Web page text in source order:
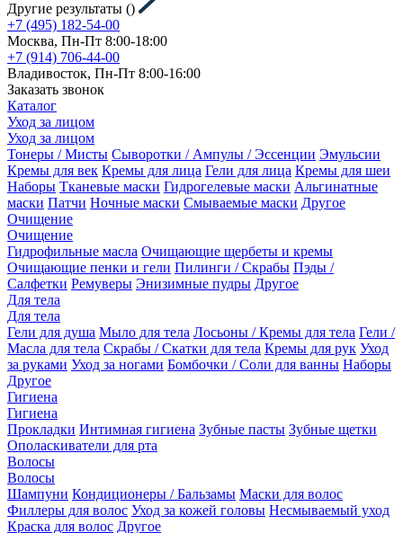
Другие результаты ()
+7 (495) 182-54-00
Москва, Пн-Пт 8:00-18:00
+7 (914) 706-44-00
Владивосток, Пн-Пт 8:00-16:00
Заказать звонок
Каталог
Уход за лицом
Уход за лицом
Тонеры / Мисты Сыворотки / Ампулы / Эссенции Эмульсии
Кремы для век Кремы для лица Гели для лица Кремы для шеи
Наборы Тканевые маски Гидрогелевые маски Альгинатные
маски Патчи Ночные маски Смываемые маски Другое
Очищение
Очищение
Гидрофильные масла Очищающие щербеты и кремы
Очищающие пенки и гели Пилинги / Скрабы Пэды /
Салфетки Ремуверы Энизимные пудры Другое
Для тела
Для тела
Гели для душа Мыло для тела Лосьоны / Кремы для тела Гели /
Масла для тела Скрабы / Скатки для тела Кремы для рук Уход
за руками Уход за ногами Бомбочки / Соли для ванны Наборы
Другое
Гигиена
Гигиена
Прокладки Интимная гигиена Зубные пасты Зубные щетки
Ополаскиватели для рта
Волосы
Волосы
Шампуни Кондиционеры / Бальзамы Маски для волос
Филлеры для волос Уход за кожей головы Несмываемый уход
Краска для волос Другое